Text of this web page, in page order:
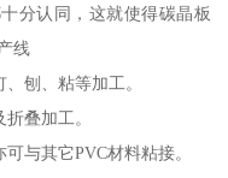
分认同，这就使得碳晶板
线
刨、粘等加工。
叠加工。
与其它PVC材料粘接。